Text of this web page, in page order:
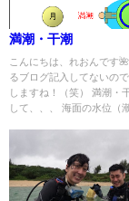
満潮・干潮
こんにちは、れおんです
るブログ記入してないの
しますね！（笑） 満潮・
して、、、 海面の水位（潮